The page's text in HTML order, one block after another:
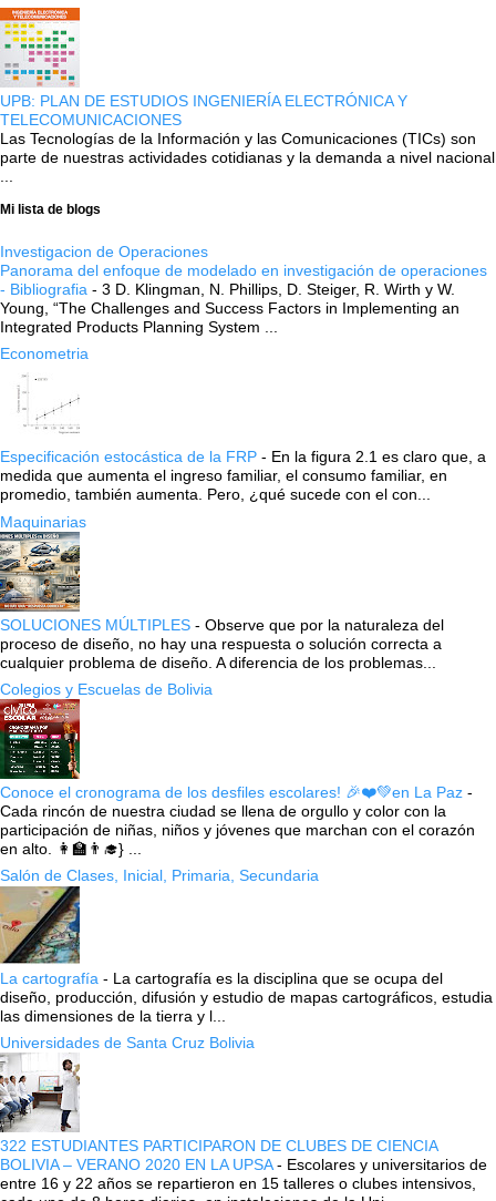
UPB: PLAN DE ESTUDIOS INGENIERÍA ELECTRÓNICA Y
TELECOMUNICACIONES
Las Tecnologías de la Información y las Comunicaciones (TICs) son
parte de nuestras actividades cotidianas y la demanda a nivel nacional
Mi lista de blogs
Investigacion de Operaciones
Panorama del enfoque de modelado en investigación de operaciones
- Bibliografia - 3 D. Klingman, N. Phillips, D. Steiger, R. Wirth y W.
Young, “The Challenges and Success Factors in Implementing an
Integrated Products Planning System ...
Econometria
Especificación estocástica de la FRP - En la figura 2.1 es claro que, a
medida que aumenta el ingreso familiar, el consumo familiar, en
promedio, también aumenta. Pero, ¿qué sucede con el con...
Maquinarias
SOLUCIONES MÚLTIPLES - Observe que por la naturaleza del
proceso de diseño, no hay una respuesta o solución correcta a
cualquier problema de diseño. A diferencia de los problemas...
Colegios y Escuelas de Bolivia
Conoce el cronograma de los desfiles escolares! 🎉❤️💚en La Paz -
Cada rincón de nuestra ciudad se llena de orgullo y color con la
participación de niñas, niños y jóvenes que marchan con el corazón
en alto. 👩‍🏫👨‍🎓} ...
Salón de Clases, Inicial, Primaria, Secundaria
La cartografía - La cartografía es la disciplina que se ocupa del
diseño, producción, difusión y estudio de mapas cartográficos, estudia
las dimensiones de la tierra y l...
Universidades de Santa Cruz Bolivia
322 ESTUDIANTES PARTICIPARON DE CLUBES DE CIENCIA
BOLIVIA – VERANO 2020 EN LA UPSA- Escolares y universitarios de
entre 16 y 22 años se repartieron en 15 talleres o clubes intensivos,